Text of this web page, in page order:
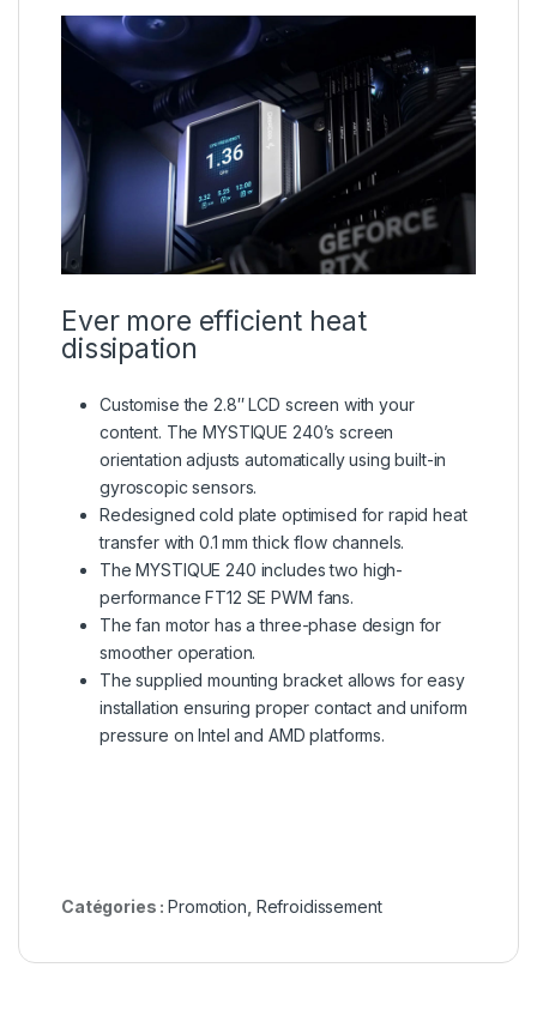
Ever more efficient heat
dissipation
Customise the 2.8″ LCD screen with your
content. The MYSTIQUE 240’s screen
orientation adjusts automatically using built-in
gyroscopic sensors.
Redesigned cold plate optimised for rapid heat
transfer with 0.1 mm thick flow channels.
The MYSTIQUE 240 includes two high-
performance FT12 SE PWM fans.
The fan motor has a three-phase design for
smoother operation.
The supplied mounting bracket allows for easy
installation ensuring proper contact and uniform
pressure on Intel and AMD platforms.
Catégories :Promotion Refroidissement